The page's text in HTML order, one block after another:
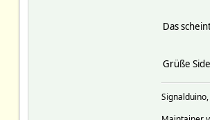
Das
Grüße